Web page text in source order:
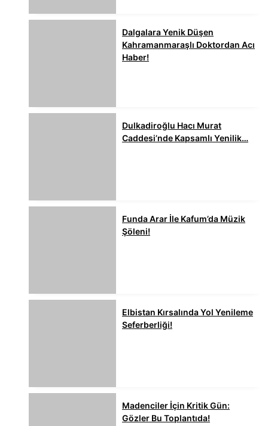
Dalgalara Yenik Düşen
Kahramanmaraşlı Doktordan Acı
Haber!
Dulkadiroğlu Hacı Murat
Caddesi’nde Kapsamlı Yenilik…
Funda Arar İle Kafum’da Müzik
Şöleni!
Elbistan Kırsalında Yol Yenileme
Seferberliği!
Madenciler İçin Kritik Gün:
Gözler Bu Toplantıda!